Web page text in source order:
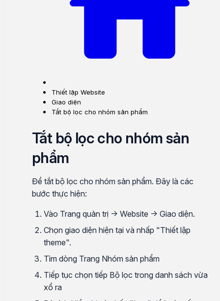
Thiết lập Website
Giao diện
Tắt bộ lọc cho nhóm sản phẩm
Tắt bộ lọc cho nhóm sản
phẩm
Để tắt bộ lọc cho nhóm sản phẩm. Đây là các
bước thực hiện:
Vào Trang quản trị → Website → Giao diện.
Chọn giao diện hiện tại và nhấp "Thiết lập
theme".
Tìm dòng Trang Nhóm sản phẩm
Tiếp tục chọn tiếp Bộ lọc trong danh sách vừa
xổ ra